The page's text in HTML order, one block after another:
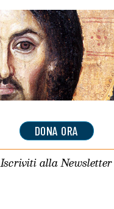
DONA ORA
Iscriviti allaNewsletter